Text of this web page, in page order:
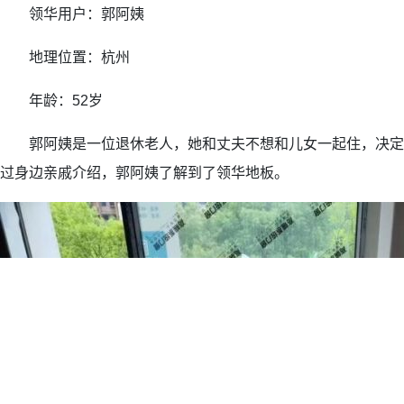
领华用户：郭阿姨
地理位置：杭州
年龄：52岁
郭阿姨是一位退休老人，她和丈夫不想和儿女一起住，决定
过身边亲戚介绍，郭阿姨了解到了领华地板。